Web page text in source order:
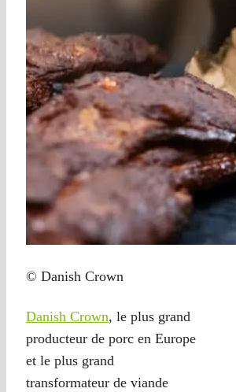
© Danish Crown
Danish Crown, le plus grand
producteur de porc en Europe
et le plus grand
transformateur de viande